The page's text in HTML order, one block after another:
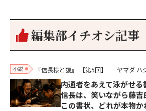
編集部イチオシ記事
小説 『信長様と猿』 【第5回】 ヤマダ ハ
内通者をあえて泳がせる
信長は、笑いながら藤吉
この書状、どれが本物か